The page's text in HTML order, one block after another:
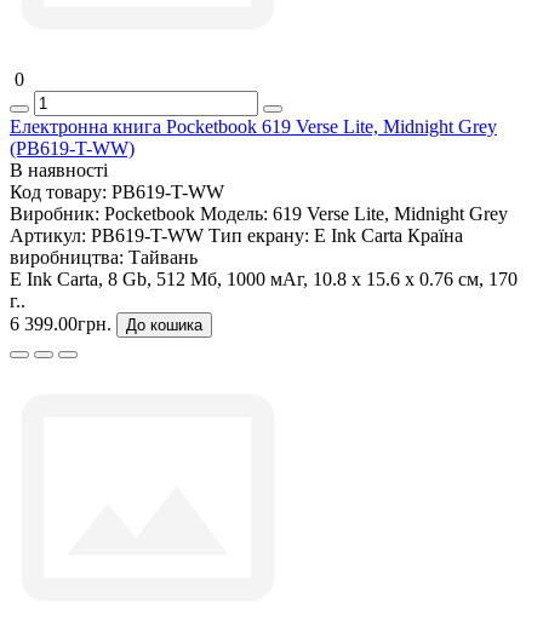
0
Електронна книга Pocketbook 619 Verse Lite, Midnight Grey
(PB619-T-WW)
В наявності
Код товару: PB619-T-WW
Виробник: Pocketbook Модель: 619 Verse Lite, Midnight Grey
Артикул: PB619-T-WW Тип екрану: E Ink Carta Країна
виробництва: Тайвань
E Ink Carta, 8 Gb, 512 Мб, 1000 мАг, 10.8 x 15.6 x 0.76 см, 170
г..
6 399.00грн.
До кошика